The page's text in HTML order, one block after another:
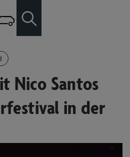
Nico Santos
in der